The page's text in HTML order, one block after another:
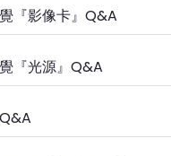
『影像卡』Q&A
『光源』Q&A